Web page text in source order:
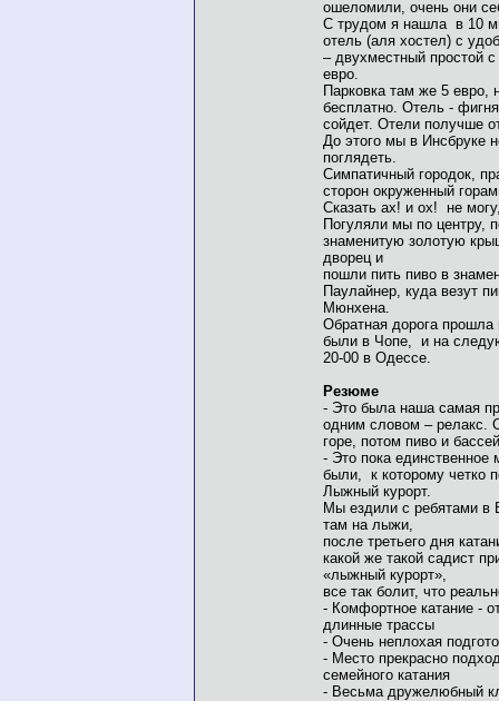
ошеломили, очень они
С трудом я нашла в 10
отель (аля хостел) с
– двухместный простой с
евро.
Парковка там же 5 евро,
бесплатно. Отель -
сойдет. Отели получше
До этого мы в Инсбруке
поглядеть.
Симпатичный городок,
сторон окруженный
Сказать ах! и ох! не
Погуляли мы по центру,
знаменитую золотую
дворец и
пошли пить пиво в
Паулайнер, куда везут
Мюнхена.
Обратная дорога прошла
были в Чопе, и на
20-00 в Одессе.
Резюме
- Это была наша самая
одним словом – релакс.
горе, потом пиво и
- Это пока единственное
были, к которому четко
Лыжный курорт.
Мы ездили с ребятами в
там на лыжи,
после третьего дня
какой же такой садист
«лыжный курорт»,
все так болит, что
- Комфортное катание -
длинные трассы
- Очень неплохая
- Место прекрасно
семейного катания
- Весьма дружелюбный